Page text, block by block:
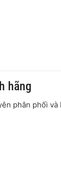
hãng
phân phối và